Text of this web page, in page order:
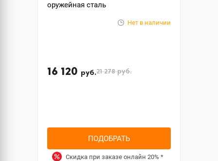
оружейная сталь
Нет в наличии
16 120 руб.21 278руб.
ПОДОБРАТЬ
Скидка при заказе онлайн 20% *